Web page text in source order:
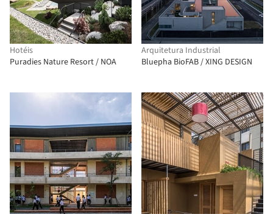
Hotéis
Puradies Nature Resort / NOA
Arquitetura Industrial
Bluepha BioFAB / XING DESIGN